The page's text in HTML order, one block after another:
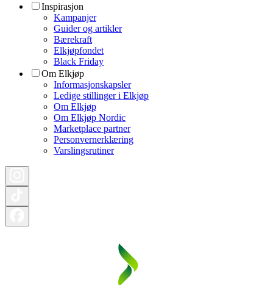
Inspirasjon
Kampanjer
Guider og artikler
Bærekraft
Elkjøpfondet
Black Friday
Om Elkjøp
Informasjonskapsler
Ledige stillinger i Elkjøp
Om Elkjøp
Om Elkjøp Nordic
Marketplace partner
Personvernerklæring
Varslingsrutiner